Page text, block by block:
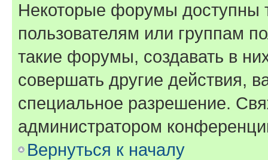
Некоторые форумы доступны
пользователям или группам
такие форумы, создавать в
совершать другие действия,
специальное разрешение.
администратором
Вернуться к началу